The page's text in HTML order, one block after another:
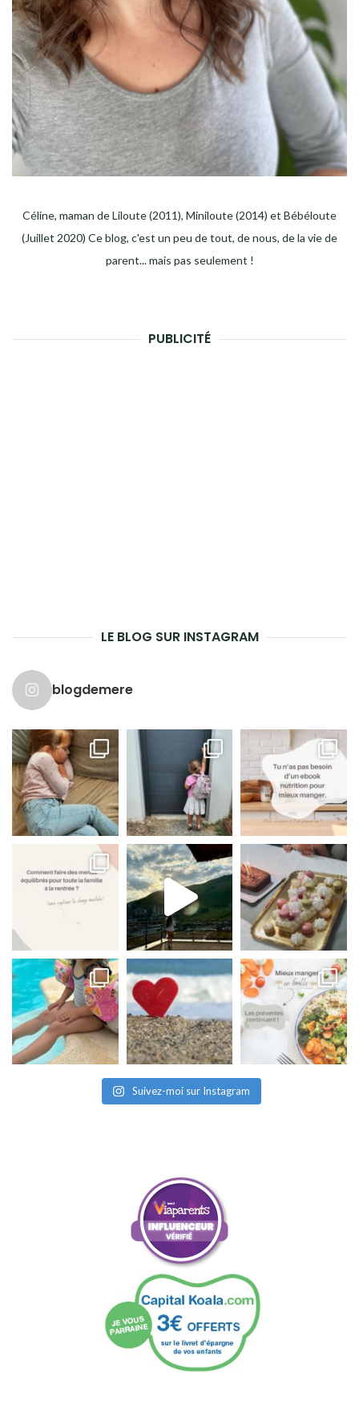
Céline, maman de Liloute (2011), Miniloute (2014) et Bébéloute
(Juillet 2020) Ce blog, c'est un peu de tout, de nous, de la vie de
parent... mais pas seulement !
PUBLICITÉ
LE BLOG SUR INSTAGRAM
blogdemere
Suivez-moi sur Instagram